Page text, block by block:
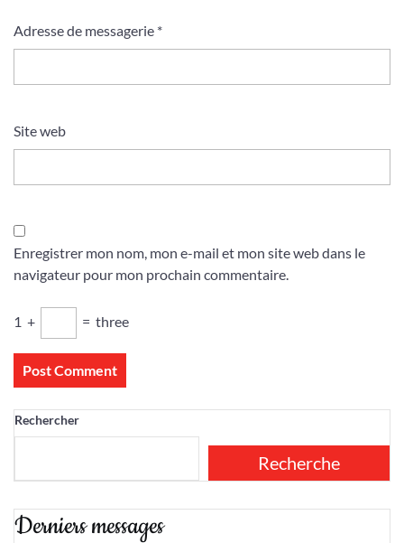
Adresse de messagerie *
Site web
Enregistrer mon nom, mon e-mail et mon site web dans le
navigateur pour mon prochain commentaire.
1 + = three
Rechercher
Recherche
Derniers messages